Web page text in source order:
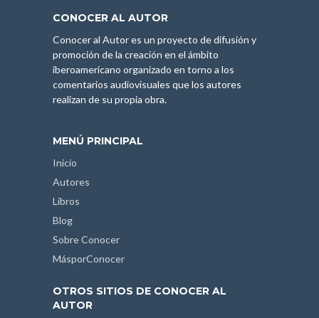
CONOCER AL AUTOR
Conocer al Autor es un proyecto de difusión y
promoción de la creación en el ámbito
iberoamericano organizado en torno a los
comentarios audiovisuales que los autores
realizan de su propia obra.
MENÚ PRINCIPAL
Inicio
Autores
Libros
Blog
Sobre Conocer
MásporConocer
OTROS SITIOS DE CONOCER AL
AUTOR